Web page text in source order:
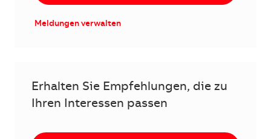
Meldungen verwalten
Erhalten Sie Empfehlungen, die zu
Ihren Interessen passen